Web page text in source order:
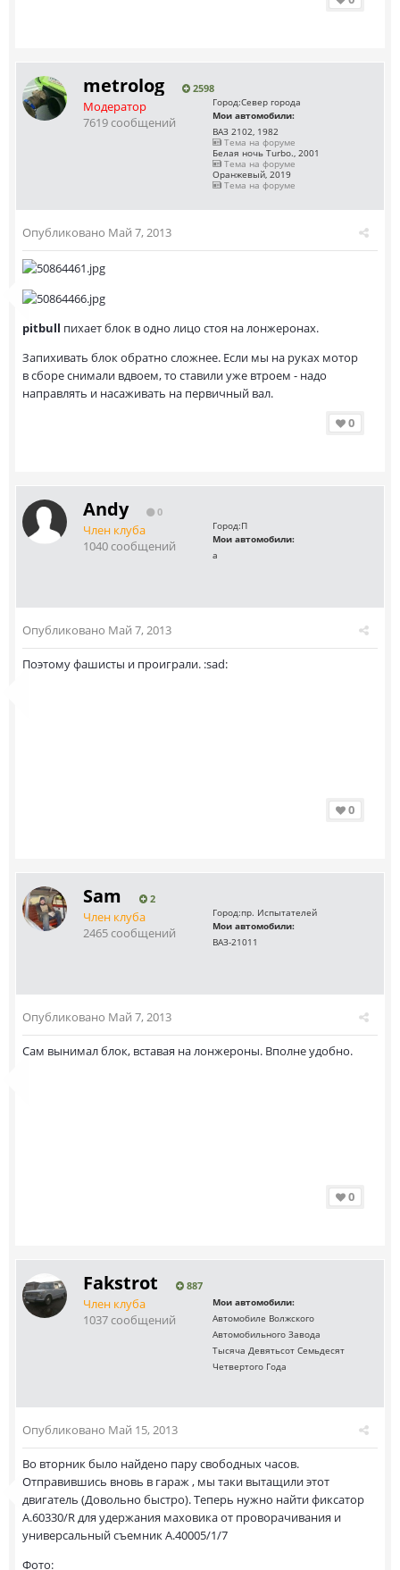
metrolog 2598
Модератор
7619 сообщений
Город:Север города
Мои автомобили:
ВАЗ 2102, 1982
Тема на форуме
Белая ночь Turbo., 2001
Тема на форуме
Оранжевый, 2019
Тема на форуме
Опубликовано Май 7, 2013
pitbull пихает блок в одно лицо стоя на лонжеронах.
Запихивать блок обратно сложнее. Если мы на руках мотор
в сборе снимали вдвоем, то ставили уже втроем - надо
направлять и насаживать на первичный вал.
0
Andy 0
Член клуба
1040 сообщений
Город:П
Мои автомобили:
а
Опубликовано Май 7, 2013
Поэтому фашисты и проиграли. :sad:
0
Sam 2
Член клуба
2465 сообщений
Город:пр. Испытателей
Мои автомобили:
ВАЗ-21011
Опубликовано Май 7, 2013
Сам вынимал блок, вставая на лонжероны. Вполне удобно.
0
Fakstrot 887
Член клуба
1037 сообщений
Мои автомобили:
Автомобиле Волжского
Автомобильного Завода
Тысяча Девятьсот Семьдесят
Четвертого Года
Опубликовано Май 15, 2013
Во вторник было найдено пару свободных часов.
Отправившись вновь в гараж , мы таки вытащили этот
двигатель (Довольно быстро). Теперь нужно найти фиксатор
А.60330/R для удержания маховика от проворачивания и
универсальный съемник А.40005/1/7
Фото: